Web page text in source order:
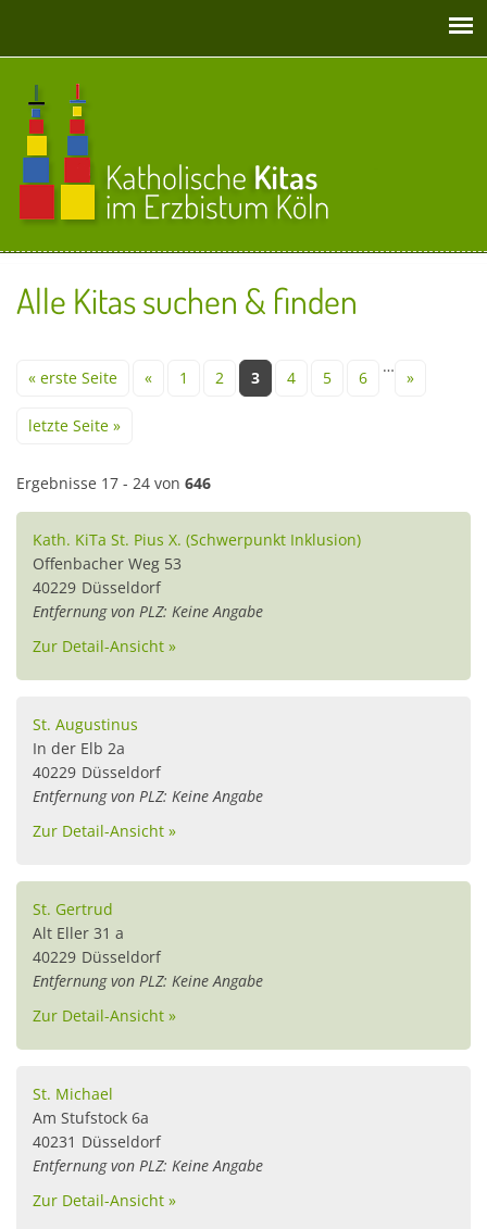
Alle Kitas suchen & finden
Seiten
« erste Seite « 1 2 3 4 5 6
…
»
letzte Seite »
Ergebnisse 17 - 24 von 646
Kath. KiTa St. Pius X. (Schwerpunkt Inklusion)
Offenbacher Weg 53
40229 Düsseldorf
Entfernung von PLZ: Keine Angabe
Zur Detail-Ansicht »
St. Augustinus
In der Elb 2a
40229 Düsseldorf
Entfernung von PLZ: Keine Angabe
Zur Detail-Ansicht »
St. Gertrud
Alt Eller 31 a
40229 Düsseldorf
Entfernung von PLZ: Keine Angabe
Zur Detail-Ansicht »
St. Michael
Am Stufstock 6a
40231 Düsseldorf
Entfernung von PLZ: Keine Angabe
Zur Detail-Ansicht »